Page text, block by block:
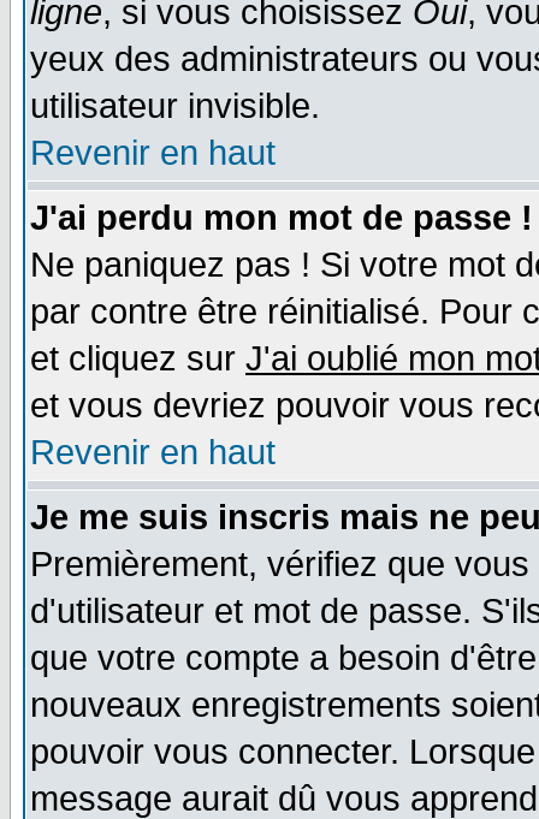
ligne, si vous choisissez Oui,
yeux des administrateurs ou
utilisateur invisible.
Revenir en haut
J'ai perdu mon mot de passe !
Ne paniquez pas ! Si votre mot
par contre être réinitialisé. Pour
et cliquez sur J'ai oublié mon
et vous devriez pouvoir vous
Revenir en haut
Je me suis inscris mais ne
Premièrement, vérifiez que
d'utilisateur et mot de passe.
que votre compte a besoin
nouveaux enregistrements
pouvoir vous connecter.
message aurait dû vous